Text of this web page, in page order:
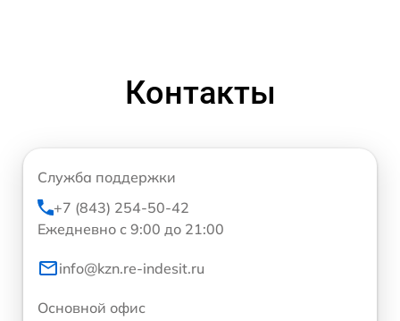
Контакты
Служба поддержки
+7 (843) 254-50-42
Ежедневно с 9:00 до 21:00
info@kzn.re-indesit.ru
Основной офис